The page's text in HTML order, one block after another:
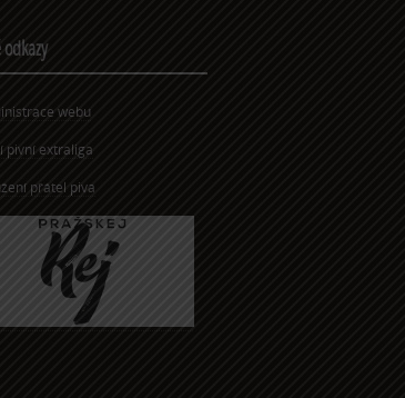
webu
pivní extraliga
přátel piva